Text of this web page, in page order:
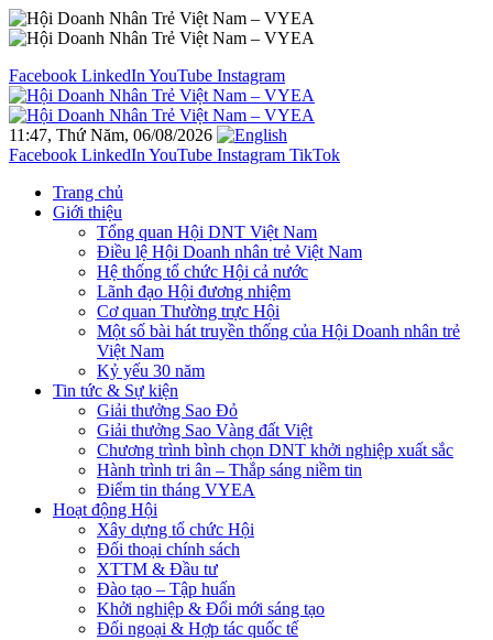
Facebook LinkedIn YouTube Instagram
11:47, Thứ Năm, 06/08/2026
Facebook LinkedIn YouTube Instagram TikTok
Trang chủ
Giới thiệu
Tổng quan Hội DNT Việt Nam
Điều lệ Hội Doanh nhân trẻ Việt Nam
Hệ thống tổ chức Hội cả nước
Lãnh đạo Hội đương nhiệm
Cơ quan Thường trực Hội
Một số bài hát truyền thống của Hội Doanh nhân trẻ
Việt Nam
Kỷ yếu 30 năm
Tin tức & Sự kiện
Giải thưởng Sao Đỏ
Giải thưởng Sao Vàng đất Việt
Chương trình bình chọn DNT khởi nghiệp xuất sắc
Hành trình tri ân – Thắp sáng niềm tin
Điểm tin tháng VYEA
Hoạt động Hội
Xây dựng tổ chức Hội
Đối thoại chính sách
XTTM & Đầu tư
Đào tạo – Tập huấn
Khởi nghiệp & Đổi mới sáng tạo
Đối ngoại & Hợp tác quốc tế